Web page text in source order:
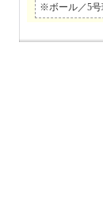
※ボール／5号